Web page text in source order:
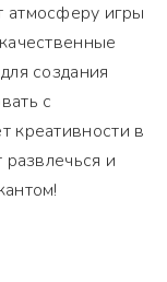
атмосферу игры
создания
с
креативности в
и